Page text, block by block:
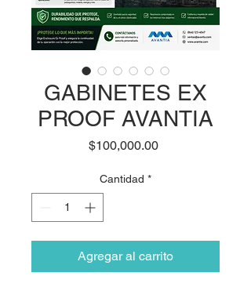
GABINETES EX
PROOF AVANTIA
$100,000.00Precio
Cantidad *
Agregar al carrito